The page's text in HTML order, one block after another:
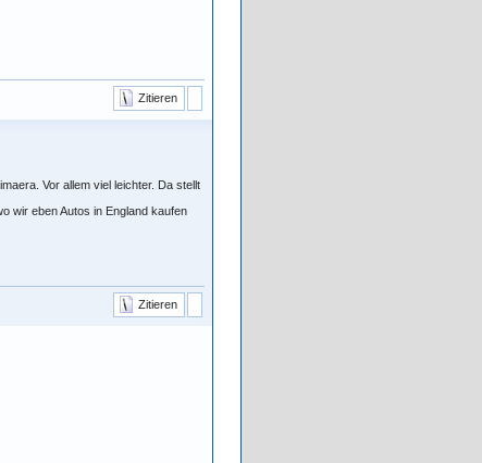
Zitieren
Vor allem viel leichter. Da stellt
wir eben Autos in England kaufen
Zitieren